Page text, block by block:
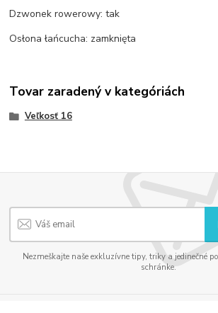
Dzwonek rowerowy: tak
Osłona łańcucha: zamknięta
Tovar zaradený v kategóriách
Veľkosť 16
Nezmeškajte naše exkluzívne tipy, triky a jedinečné
schránke.